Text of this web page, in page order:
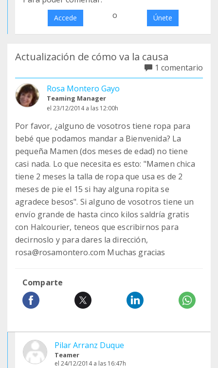
Accede o Únete
Actualización de cómo va la causa
1 comentario
Rosa Montero Gayo
Teaming Manager
el 23/12/2014 a las 12:00h
Por favor, ¿alguno de vosotros tiene ropa para
bebé que podamos mandar a Bienvenida? La
pequeña Mamen (dos meses de edad) no tiene
casi nada. Lo que necesita es esto: "Mamen chica
tiene 2 meses la talla de ropa que usa es de 2
meses de pie el 15 si hay alguna ropita se
agradece besos". Si alguno de vosotros tiene un
envío grande de hasta cinco kilos saldría gratis
con Halcourier, teneos que escribirnos para
decirnoslo y para dares la dirección,
rosa@rosamontero.com Muchas gracias
Comparte
Pilar Arranz Duque
Teamer
el 24/12/2014 a las 16:47h